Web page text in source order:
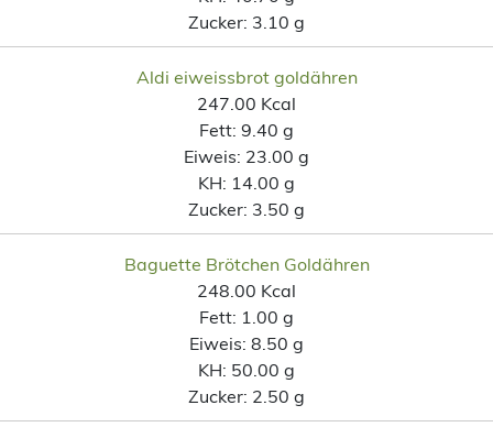
Zucker: 3.10 g
Aldi eiweissbrot goldähren
247.00 Kcal
Fett: 9.40 g
Eiweis: 23.00 g
KH: 14.00 g
Zucker: 3.50 g
Baguette Brötchen Goldähren
248.00 Kcal
Fett: 1.00 g
Eiweis: 8.50 g
KH: 50.00 g
Zucker: 2.50 g